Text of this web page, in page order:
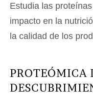
Estudia las
impacto en la
la calidad de los
PROTEÓMICA